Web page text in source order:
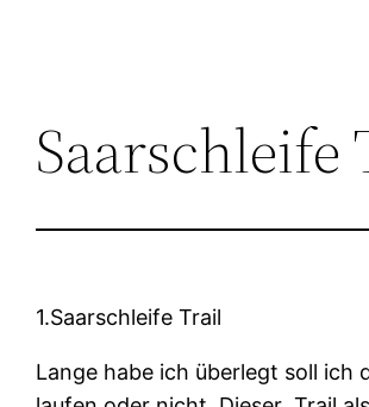
Saarschleife
1.Saarschleife Trail
Lange habe ich überlegt soll ich